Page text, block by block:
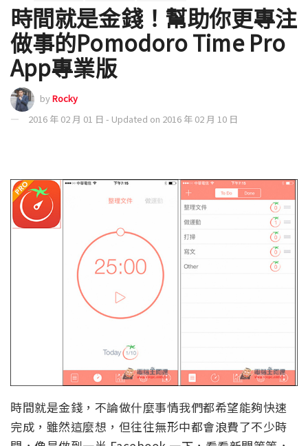
時間就是金錢！幫助你更專注
做事的Pomodoro Time Pro
App專業版
byRocky
2016 年 02 月 01 日 - Updated on 2016 年 02 月 10 日
時間就是金錢，不論做什麼事情我們都希望能夠快速
完成，雖然這麼想，但往往無形中都會浪費了不少時